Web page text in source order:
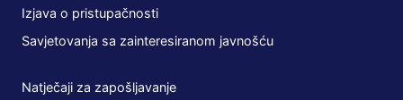
Izjava o pristupačnosti
Savjetovanja sa zainteresiranom javnošću
Natječaji za zapošljavanje